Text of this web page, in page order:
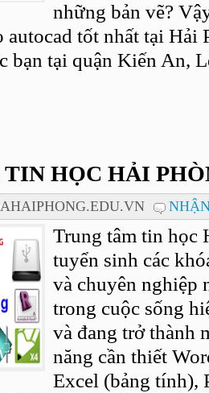
những bản vẽ?
autocad tốt nhất tại Hải
bạn tại quận Kiến An,
HỌC HẢI
Trung tâm tin học
tuyển sinh các
và chuyên nghiệp
trong cuộc sống
và đang trở thành
năng cần thiết
Excel (bảng tính),